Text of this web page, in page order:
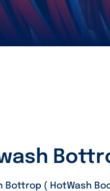
Bottrop ( HotWash